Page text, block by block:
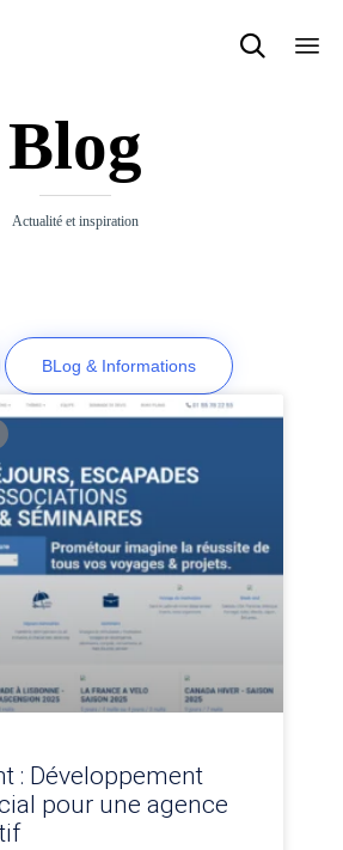

Blog
Actualité et inspiration
BLog & Informations
: Développement
pour une agence